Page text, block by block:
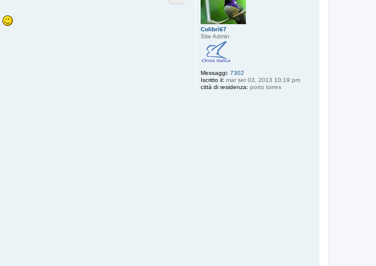
Colibrì67
Site Admin
Messaggi: 7302
Iscritto il: mar set 03, 2013 10:19 pm
città di residenza: porto torres